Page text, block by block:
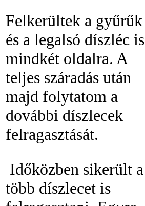
Felkerültek a gyűrűk
és a legalsó díszléc is
mindkét oldalra. A
teljes száradás után
majd folytatom a
dovábbi díszlecek
felragasztását.
Időközben sikerült a
több díszlecet is